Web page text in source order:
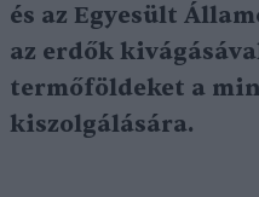
és az Egyesült
az erdők
termőföldeket a
kiszolgálására.